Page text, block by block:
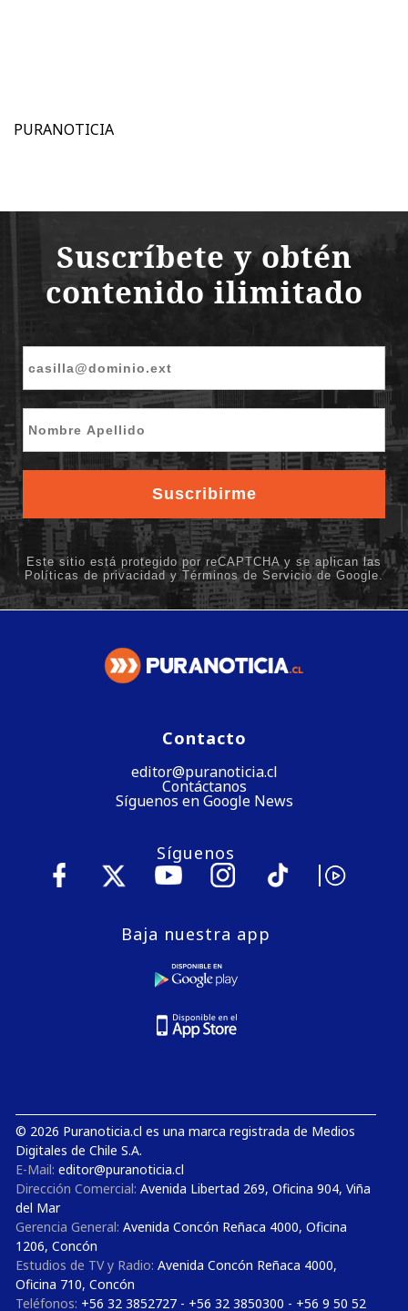
PURANOTICIA
Contacto
editor@puranoticia.cl
Contáctanos
Síguenos en Google News
Síguenos
Baja nuestra app
© 2026 Puranoticia.cl es una marca registrada de Medios
Digitales de Chile S.A.
E-Mail: editor@puranoticia.cl
Dirección Comercial: Avenida Libertad 269, Oficina 904, Viña
del Mar
Gerencia General: Avenida Concón Reñaca 4000, Oficina
1206, Concón
Estudios de TV y Radio: Avenida Concón Reñaca 4000,
Oficina 710, Concón
Teléfonos: +56 32 3852727 - +56 32 3850300 - +56 9 50 52